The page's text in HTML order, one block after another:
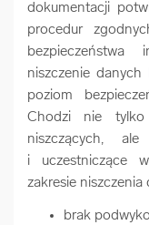
dokumentacji
procedur
niszczenie danych
poziom
Chodzi nie tylko
niszczących,
i uczestniczące
zakresie
brak